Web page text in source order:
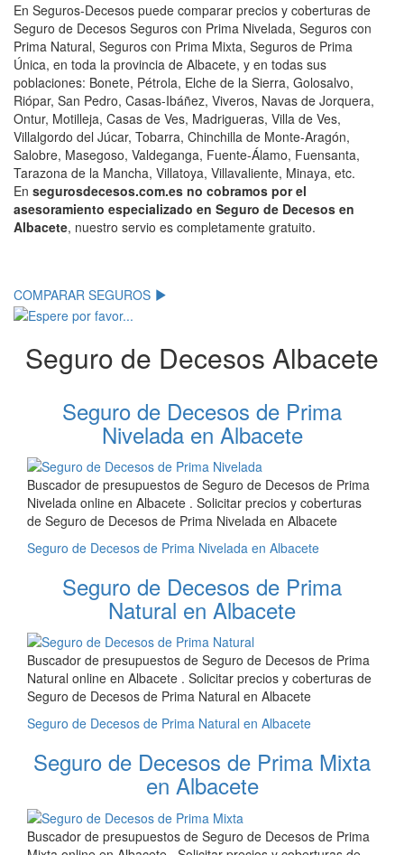
En Seguros-Decesos puede comparar precios y coberturas de
Seguro de Decesos Seguros con Prima Nivelada, Seguros con
Prima Natural, Seguros con Prima Mixta, Seguros de Prima
Única, en toda la provincia de Albacete, y en todas sus
poblaciones: Bonete, Pétrola, Elche de la Sierra, Golosalvo,
Riópar, San Pedro, Casas-Ibáñez, Viveros, Navas de Jorquera,
Ontur, Motilleja, Casas de Ves, Madrigueras, Villa de Ves,
Villalgordo del Júcar, Tobarra, Chinchilla de Monte-Aragón,
Salobre, Masegoso, Valdeganga, Fuente-Álamo, Fuensanta,
Tarazona de la Mancha, Villatoya, Villavaliente, Minaya, etc.
En segurosdecesos.com.es no cobramos por el
asesoramiento especializado en Seguro de Decesos en
Albacete, nuestro servio es completamente gratuito.
COMPARAR SEGUROS
Seguro de Decesos Albacete
Seguro de Decesos de Prima
Nivelada en Albacete
Buscador de presupuestos de Seguro de Decesos de Prima
Nivelada online en Albacete . Solicitar precios y coberturas
de Seguro de Decesos de Prima Nivelada en Albacete
Seguro de Decesos de Prima Nivelada en Albacete
Seguro de Decesos de Prima
Natural en Albacete
Buscador de presupuestos de Seguro de Decesos de Prima
Natural online en Albacete . Solicitar precios y coberturas de
Seguro de Decesos de Prima Natural en Albacete
Seguro de Decesos de Prima Natural en Albacete
Seguro de Decesos de Prima Mixta
en Albacete
Buscador de presupuestos de Seguro de Decesos de Prima